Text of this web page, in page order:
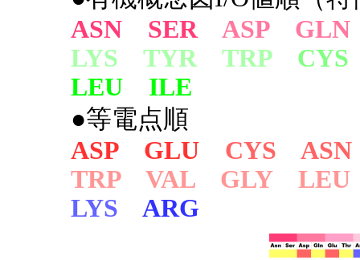
ASN SER
ASP GLN
LYS TYR TRP
LEU ILE
●等電点順
ASP GLU
CYS
TRP VAL GLY LEU
LYS
ARG